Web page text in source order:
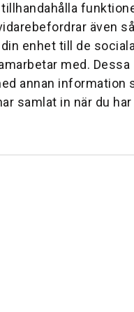
även
enhet till de
med. Dessa
annan information
samlat in när du